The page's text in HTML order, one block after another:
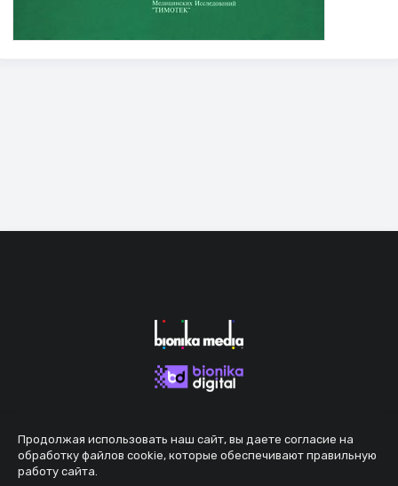
Продолжая использовать наш сайт, вы даете согласие на
обработку файлов cookie, которые обеспечивают правильную
работу сайта.